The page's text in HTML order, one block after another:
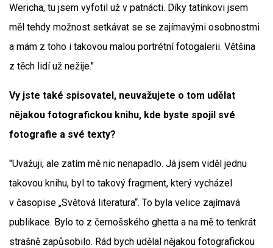
Wericha, tu jsem vyfotil už v patnácti. Díky tatínkovi jsem
měl tehdy možnost setkávat se se zajímavými osobnostmi
a mám z toho i takovou malou portrétní fotogalerii. Většina
z těch lidí už nežije."
Vy jste také spisovatel, neuvažujete o tom udělat
nějakou fotografickou knihu, kde byste spojil své
fotografie a své texty?
"Uvažuji, ale zatím mě nic nenapadlo. Já jsem viděl jednu
takovou knihu, byl to takový fragment, který vycházel
v časopise „Světová literatura“. To byla velice zajímavá
publikace. Bylo to z černošského ghetta a na mě to tenkrát
strašně zapůsobilo. Rád bych udělal nějakou fotografickou